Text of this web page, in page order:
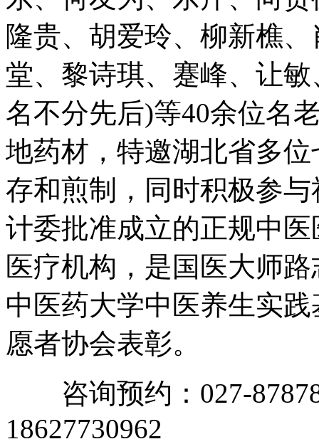
隆贵、胡爱玲、柳新樵
堂、黎诗琪、蹇峰、让
名不分先后)等40余位名
地药材，特邀湖北省多
存和煎制，同时积极参
计委批准成立的正规中
医疗机构，是国医大师
中医药大学中医养生实
愿者协会表彰。
咨询预约：027-
18627730962